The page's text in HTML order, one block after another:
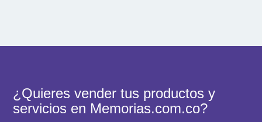
¿Quieres vender tus productos y
servicios en Memorias.com.co?